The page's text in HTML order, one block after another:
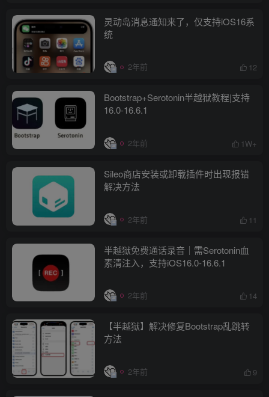
灵动岛消息通知来了，仅支持iOS16系
统
2年前 12
Bootstrap+Serotonin半越狱教程|支持
16.0-16.6.1
2年前 1W+
Sileo商店安装或卸载插件时出现报错
解决方法
2年前 11
半越狱免费通话录音｜需Serotonin血
素清注入，支持iOS16.0-16.6.1
2年前 14
【半越狱】解决修复Bootstrap乱跳转
方法
2年前 9